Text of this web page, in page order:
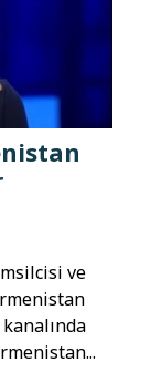
ve